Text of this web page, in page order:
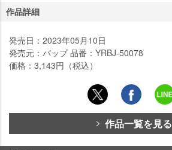
作品詳細
発売日：2023年05月10日
発売元：バップ 品番：YRBJ-50078
価格：3,143円（税込）
作品一覧を見る